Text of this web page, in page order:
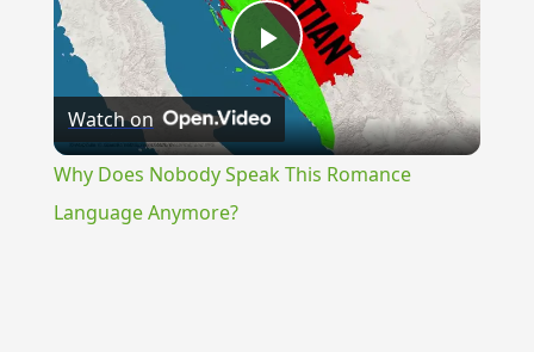
Play
Video
Watch on
Why Does Nobody Speak This Romance
Language Anymore?